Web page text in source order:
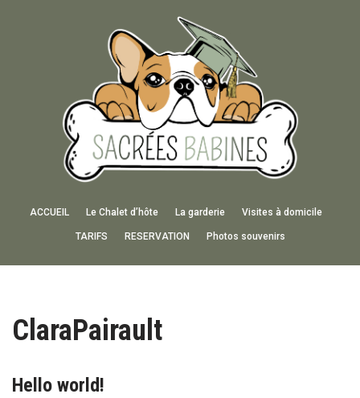
ACCUEIL Le Chalet d’hôte La garderie Visites à domicile
TARIFS RESERVATION Photos souvenirs
ClaraPairault
Hello world!